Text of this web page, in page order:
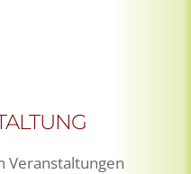
Veranstaltungen